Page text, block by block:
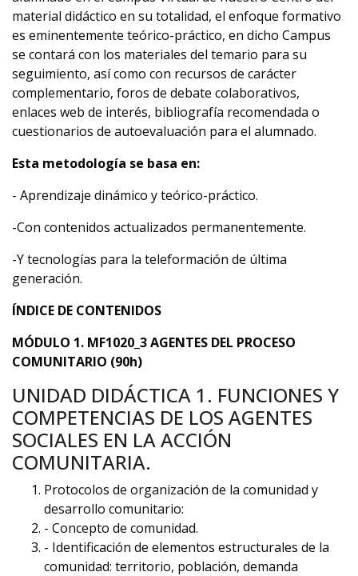
material didáctico en su totalidad, el enfoque formativo
es eminentemente teórico-práctico, en dicho Campus
se contará con los materiales del temario para su
seguimiento, así como con recursos de carácter
complementario, foros de debate colaborativos,
enlaces web de interés, bibliografía recomendada o
cuestionarios de autoevaluación para el alumnado.
Esta metodología se basa en:
- Aprendizaje dinámico y teórico-práctico.
-Con contenidos actualizados permanentemente.
-Y tecnologías para la teleformación de última
generación.
ÍNDICE DE CONTENIDOS
MÓDULO 1. MF1020_3 AGENTES DEL PROCESO
COMUNITARIO (90h)
UNIDAD DIDÁCTICA 1. FUNCIONES Y
COMPETENCIAS DE LOS AGENTES
SOCIALES EN LA ACCIÓN
COMUNITARIA.
Protocolos de organización de la comunidad y
desarrollo comunitario:
- Concepto de comunidad.
- Identificación de elementos estructurales de la
comunidad: territorio, población, demanda